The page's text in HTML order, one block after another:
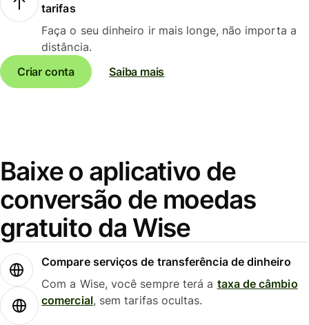
tarifas
Faça o seu dinheiro ir mais longe, não importa a
distância.
Criar conta
Saiba mais
Baixe o aplicativo de
conversão de moedas
gratuito da Wise
Compare serviços de transferência de dinheiro
Com a Wise, você sempre terá a taxa de câmbio
comercial, sem tarifas ocultas.